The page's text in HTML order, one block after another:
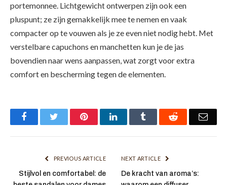
portemonnee. Lichtgewicht ontwerpen zijn ook een
pluspunt; ze zijn gemakkelijk mee te nemen en vaak
compacter op te vouwen als je ze even niet nodig hebt. Met
verstelbare capuchons en manchetten kun je de jas
bovendien naar wens aanpassen, wat zorgt voor extra
comfort en bescherming tegen de elementen.
FacebookTwitter PinterestLinkedIn Tumblr Reddit
PREVIOUS ARTICLE
Stijlvol en comfortabel: de
NEXT ARTICLE
De kracht van aroma’s: